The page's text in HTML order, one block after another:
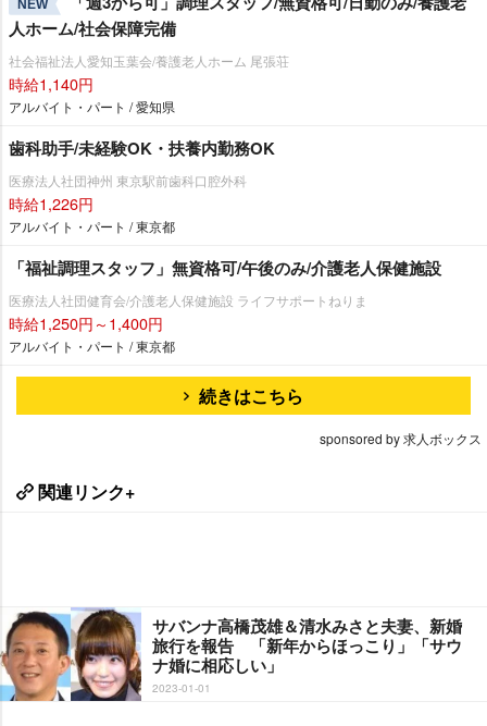
NEW
人ホーム/社会保障完備
社会福祉法人愛知玉葉会/養護老人ホーム 尾張荘
時給1,140円
アルバイト・パート / 愛知県
歯科助手/未経験OK・扶養内勤務OK
医療法人社団神州 東京駅前歯科口腔外科
時給1,226円
アルバイト・パート / 東京都
「福祉調理スタッフ」無資格可/午後のみ/介護老人保健施設
医療法人社団健育会/介護老人保健施設 ライフサポートねりま
時給1,250円～1,400円
アルバイト・パート / 東京都
続きはこちら
sponsored by 求人ボックス
関連リンク+
サバンナ高橋茂雄＆清水みさと夫妻、新婚
旅行を報告 「新年からほっこり」「サウ
ナ婚に相応しい」
2023-01-01